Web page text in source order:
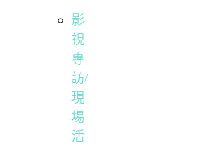
影
視
專
訪/
現
場
活